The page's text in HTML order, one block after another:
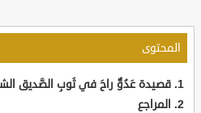
المحتوى
قصيدة عَدُوٌّ راحَ في ثَوبِ الصَّديق
المراجع